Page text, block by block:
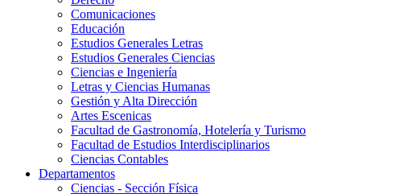
Comunicaciones
Educación
Estudios Generales Letras
Estudios Generales Ciencias
Ciencias e Ingeniería
Letras y Ciencias Humanas
Gestión y Alta Dirección
Artes Escenicas
Facultad de Gastronomía, Hotelería y Turismo
Facultad de Estudios Interdisciplinarios
Ciencias Contables
Departamentos
Ciencias - Sección Física